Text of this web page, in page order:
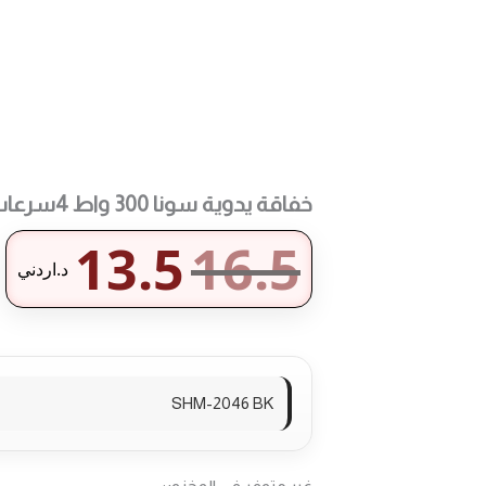
خفاقة يدوية سونا 300 واط 4سرعات لون اسود
16.5
13.5 د.اردني
SHM-2046 BK